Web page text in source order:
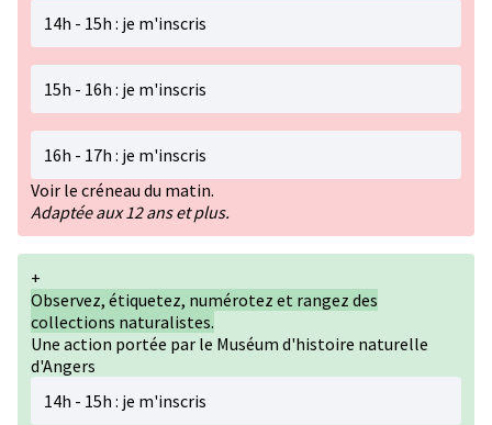
14h - 15h : je m'inscris
15h - 16h : je m'inscris
16h - 17h : je m'inscris
Voir le créneau du matin.
Adaptée aux 12 ans et plus.
+
Observez, étiquetez, numérotez et rangez des
collections naturalistes.
Une action portée par le Muséum d'histoire naturelle
d'Angers
14h - 15h : je m'inscris